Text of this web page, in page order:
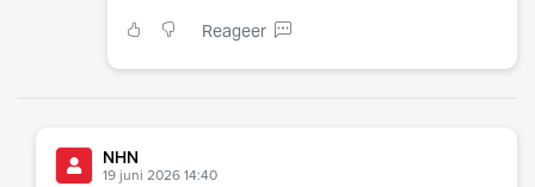
Reageer
NHN
19 juni 2026 14:40